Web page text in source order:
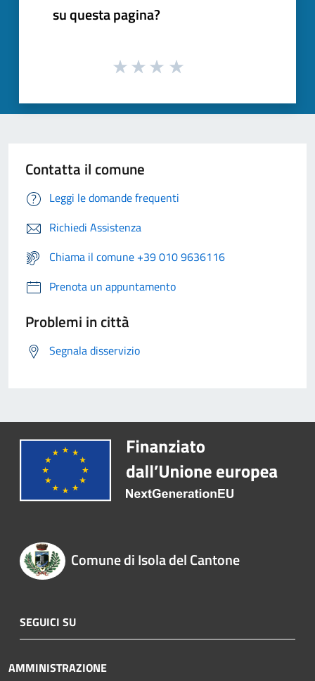
su questa pagina?
Contatta il comune
Leggi le domande frequenti
Richiedi Assistenza
Chiama il comune +39 010 9636116
Prenota un appuntamento
Problemi in città
Segnala disservizio
Comune di Isola del Cantone
SEGUICI SU
AMMINISTRAZIONE